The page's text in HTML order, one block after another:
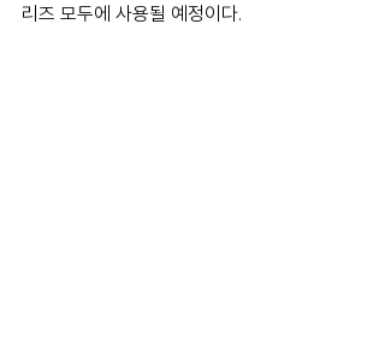
리즈 모두에 사용될 예정이다.